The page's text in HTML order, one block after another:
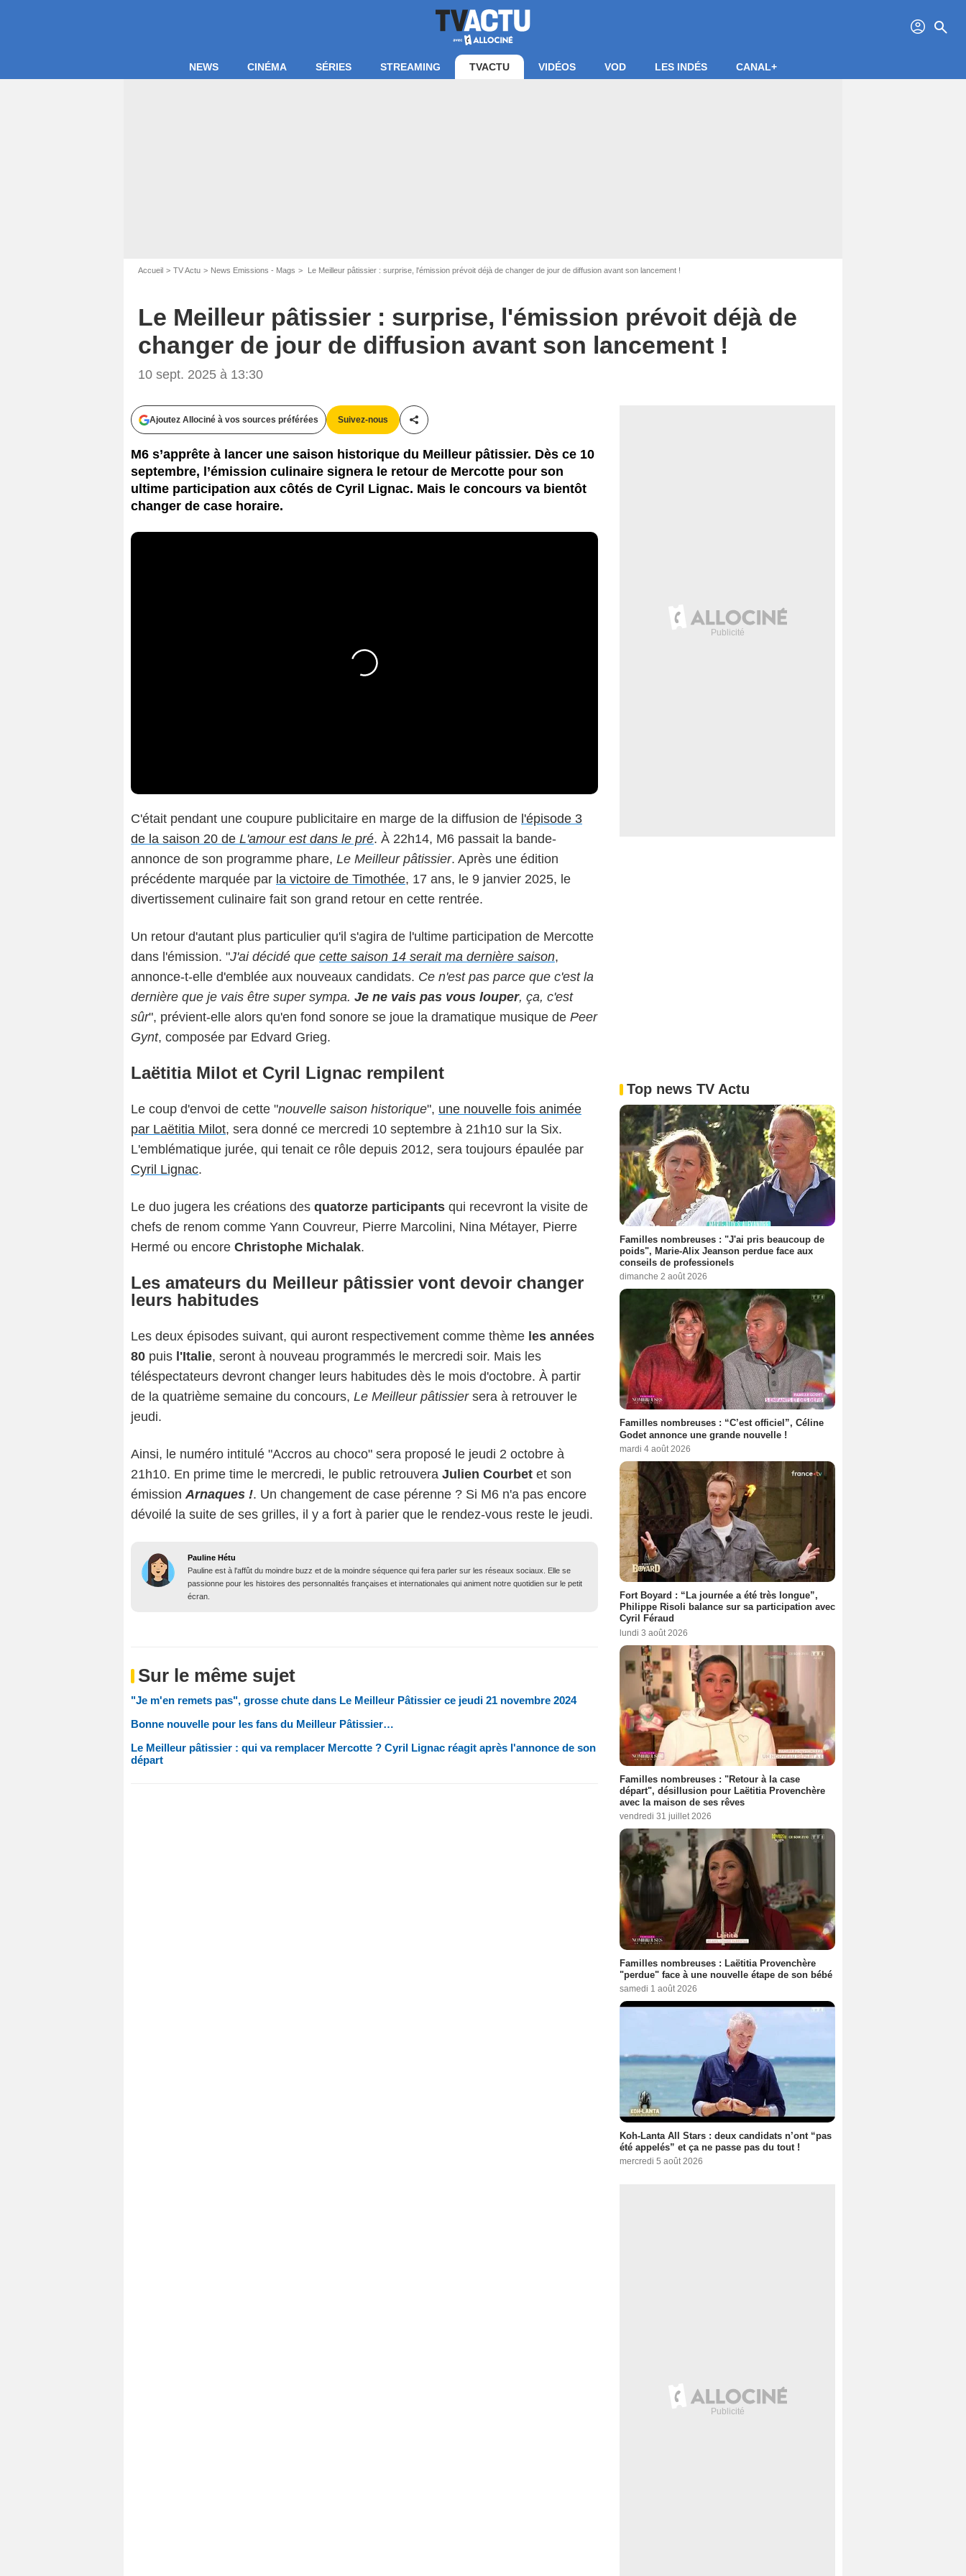
profil search
NEWS CINÉMA SÉRIES STREAMING TVACTU VIDÉOS VOD LES INDÉS CANAL+
Accueil TV Actu News Emissions - Mags Le Meilleur pâtissier : surprise, l'émission prévoit déjà de changer de jour de diffusion avant son lancement !
Le Meilleur pâtissier : surprise, l'émission prévoit déjà de
changer de jour de diffusion avant son lancement !
10 sept. 2025 à 13:30
Ajoutez Allociné à vos sources préférées Suivez-nous
Partager cet article
M6 s’apprête à lancer une saison historique du Meilleur pâtissier. Dès ce 10
septembre, l’émission culinaire signera le retour de Mercotte pour son
ultime participation aux côtés de Cyril Lignac. Mais le concours va bientôt
changer de case horaire.
C'était pendant une coupure publicitaire en marge de la diffusion de l'épisode 3
de la saison 20 de L'amour est dans le pré. À 22h14, M6 passait la bande-
annonce de son programme phare, Le Meilleur pâtissier. Après une édition
précédente marquée par la victoire de Timothée, 17 ans, le 9 janvier 2025, le
divertissement culinaire fait son grand retour en cette rentrée.
Un retour d'autant plus particulier qu'il s'agira de l'ultime participation de Mercotte
dans l'émission. "J'ai décidé que cette saison 14 serait ma dernière saison,
annonce-t-elle d'emblée aux nouveaux candidats. Ce n'est pas parce que c'est la
dernière que je vais être super sympa. Je ne vais pas vous louper, ça, c'est
sûr", prévient-elle alors qu'en fond sonore se joue la dramatique musique de Peer
Gynt, composée par Edvard Grieg.
Laëtitia Milot et Cyril Lignac rempilent
Le coup d'envoi de cette "nouvelle saison historique", une nouvelle fois animée
par Laëtitia Milot, sera donné ce mercredi 10 septembre à 21h10 sur la Six.
L'emblématique jurée, qui tenait ce rôle depuis 2012, sera toujours épaulée par
Cyril Lignac.
Le duo jugera les créations des quatorze participants qui recevront la visite de
chefs de renom comme Yann Couvreur, Pierre Marcolini, Nina Métayer, Pierre
Hermé ou encore Christophe Michalak.
Les amateurs du Meilleur pâtissier vont devoir changer
leurs habitudes
Les deux épisodes suivant, qui auront respectivement comme thème les années
80 puis l'Italie, seront à nouveau programmés le mercredi soir. Mais les
téléspectateurs devront changer leurs habitudes dès le mois d'octobre. À partir
de la quatrième semaine du concours, Le Meilleur pâtissiersera à retrouver le
jeudi.
Ainsi, le numéro intitulé "Accros au choco" sera proposé le jeudi 2 octobre à
21h10. En prime time le mercredi, le public retrouvera Julien Courbet et son
émissionArnaques !. Un changement de case pérenne ? Si M6 n'a pas encore
dévoilé la suite de ses grilles, il y a fort à parier que le rendez-vous reste le jeudi.
Pauline Hétu
Pauline est à l'affût du moindre buzz et de la moindre séquence qui fera parler sur les réseaux sociaux. Elle se
passionne pour les histoires des personnalités françaises et internationales qui animent notre quotidien sur le petit
écran.
Sur le même sujet
"Je m'en remets pas", grosse chute dans Le Meilleur Pâtissier ce jeudi 21 novembre 2024
Bonne nouvelle pour les fans du Meilleur Pâtissier…
Le Meilleur pâtissier : qui va remplacer Mercotte ? Cyril Lignac réagit après l'annonce de son
départ
Top news TV Actu
Familles nombreuses : "J'ai pris beaucoup de
poids", Marie-Alix Jeanson perdue face aux
conseils de professionels
dimanche 2 août 2026
Familles nombreuses : “C’est officiel”, Céline
Godet annonce une grande nouvelle !
mardi 4 août 2026
Fort Boyard : “La journée a été très longue”,
Philippe Risoli balance sur sa participation avec
Cyril Féraud
lundi 3 août 2026
Familles nombreuses : "Retour à la case
départ", désillusion pour Laëtitia Provenchère
avec la maison de ses rêves
vendredi 31 juillet 2026
Familles nombreuses : Laëtitia Provenchère
"perdue" face à une nouvelle étape de son bébé
samedi 1 août 2026
Koh-Lanta All Stars : deux candidats n’ont “pas
été appelés” et ça ne passe pas du tout !
mercredi 5 août 2026